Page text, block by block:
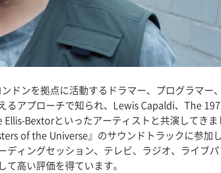
ドンを拠点に活動するドラマー、プログラマー
アプローチで知られ、Lewis Capaldi、The
Bextorといったアーティストと共演してき
of the Universe』のサウンドトラックに参加
ディングセッション、テレビ、ラジオ、ライブ
高い評価を得ています。